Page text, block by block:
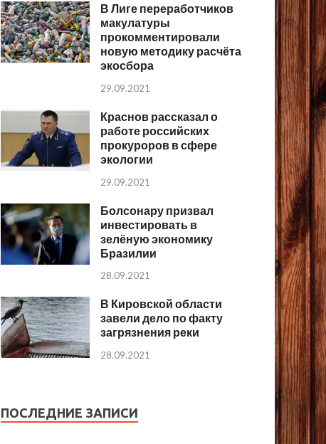
В Лиге переработчиков
макулатуры
прокомментировали
новую методику расчёта
экосбора
29.09.2021
Краснов рассказал о
работе российских
прокуроров в сфере
экологии
29.09.2021
Болсонару призвал
инвестировать в
зелёную экономику
Бразилии
28.09.2021
В Кировской области
завели дело по факту
загрязнения реки
28.09.2021
ПОСЛЕДНИЕ ЗАПИСИ